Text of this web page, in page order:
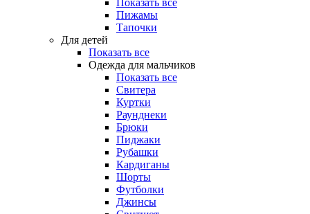
Показать все
Пижамы
Тапочки
Для детей
Показать все
Одежда для мальчиков
Показать все
Свитера
Куртки
Раунднеки
Брюки
Пиджаки
Рубашки
Кардиганы
Шорты
Футболки
Джинсы